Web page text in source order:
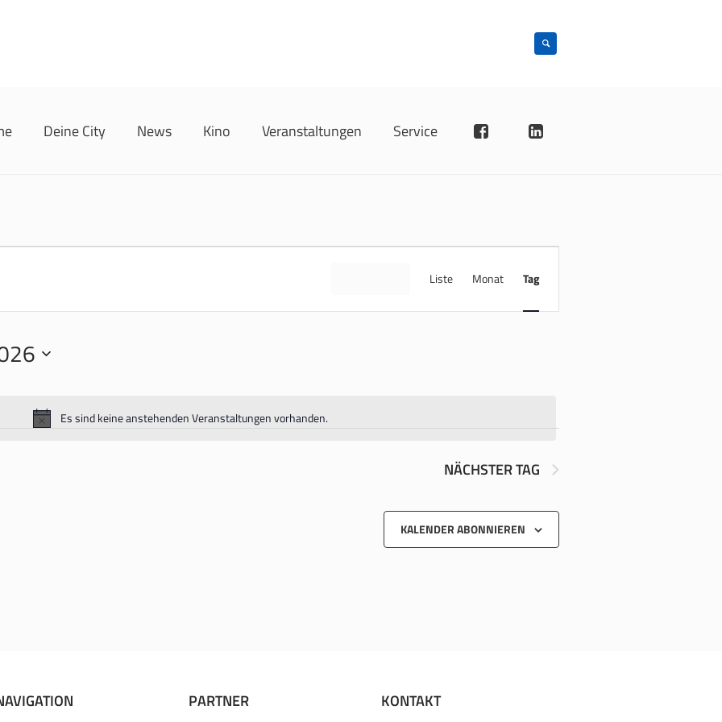
Deine City News Kino Veranstaltungen Service
Hinweis
Es sind keine anstehenden Veranstaltungen vorhanden.
ANSICHTEN-
Liste Monat Tag
NÄCHSTER TAG
KALENDER ABONNIEREN
PARTNER KONTAKT